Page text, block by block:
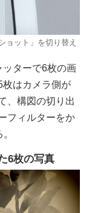
ョット」を切り替え
ターで6枚の画
はカメラ側が
、構図の切り出
フィルターをか
6枚の写真